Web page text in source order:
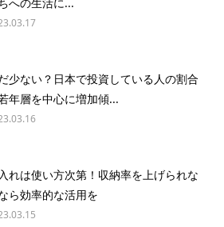
少ない？日本で投資している人の割合
年層を中心に増加傾...
れは使い方次第！収納率を上げられな
ら効率的な活用を